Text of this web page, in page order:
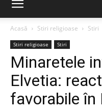
Acasă
Stiri religioase Stiri
Stiri religioase Stiri
Minaretele
Elvetia:
favorabile în